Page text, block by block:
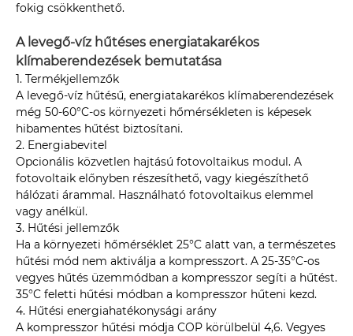
fokig csökkenthető.
A levegő-víz hűtéses energiatakarékos
klímaberendezések bemutatása
1. Termékjellemzők
A levegő-víz hűtésű, energiatakarékos klímaberendezések
még 50-60°C-os környezeti hőmérsékleten is képesek
hibamentes hűtést biztosítani.
2. Energiabevitel
Opcionális közvetlen hajtású fotovoltaikus modul. A
fotovoltaik előnyben részesíthető, vagy kiegészíthető
hálózati árammal. Használható fotovoltaikus elemmel
vagy anélkül.
3. Hűtési jellemzők
Ha a környezeti hőmérséklet 25°C alatt van, a természetes
hűtési mód nem aktiválja a kompresszort. A 25-35°C-os
vegyes hűtés üzemmódban a kompresszor segíti a hűtést.
35°C feletti hűtési módban a kompresszor hűteni kezd.
4. Hűtési energiahatékonysági arány
A kompresszor hűtési módja COP körülbelül 4,6. Vegyes